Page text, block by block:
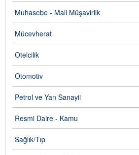
Muhasebe - Mali Müşavirlik
Mücevherat
Otelcilik
Otomotiv
Petrol ve Yan Sanayii
Resmi Daire - Kamu
Sağlık/Tıp